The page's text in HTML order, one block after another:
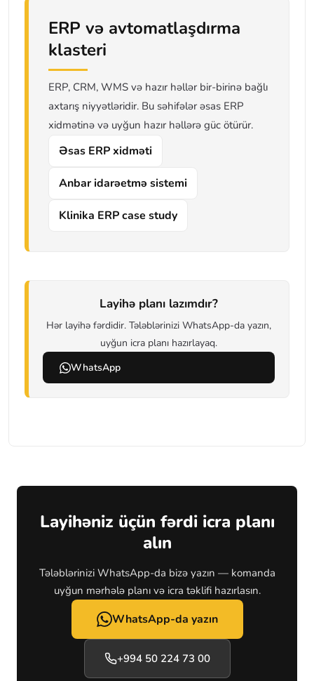
ERP və avtomatlaşdırma
klasteri
ERP, CRM, WMS və hazır həllər bir-birinə bağlı
axtarış niyyətləridir. Bu səhifələr əsas ERP
xidmətinə və uyğun hazır həllərə güc ötürür.
Əsas ERP xidməti
Anbar idarəetmə sistemi
Klinika ERP case study
Layihə planı lazımdır?
Hər layihə fərdidir. Tələblərinizi WhatsApp-da yazın,
uyğun icra planı hazırlayaq.
WhatsApp
Layihəniz üçün fərdi icra planı
alın
Tələblərinizi WhatsApp-da bizə yazın — komanda
uyğun mərhələ planı və icra təklifi hazırlasın.
WhatsApp-da yazın
+994 50 224 73 00